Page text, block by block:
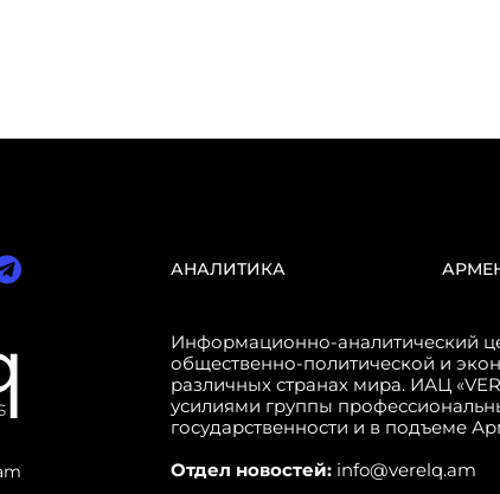
АНАЛИТИКА
Информационно-аналитический
общественно-политической и
различных странах мира. ИАЦ
усилиями группы
государственности и в подъеме
Отдел новостей: info@verelq.am